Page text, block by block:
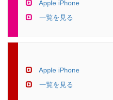
Apple iPhone
一覧を見る
Apple iPhone
一覧を見る